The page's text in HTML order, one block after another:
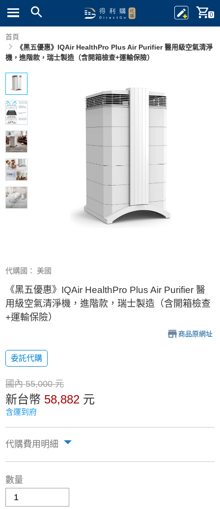
0
首頁
《黑五優惠》IQAir HealthPro Plus Air Purifier 醫用級空氣清淨
機，進階款，瑞士製造（含開箱檢查+運輸保險）
代購國： 美國
《黑五優惠》IQAir HealthPro Plus Air Purifier 醫
用級空氣清淨機，進階款，瑞士製造（含開箱檢查
+運輸保險）
商品原網址
委託代購
國內55,000元
新台幣 58,882 元
含運到府
代購費用明細
數量